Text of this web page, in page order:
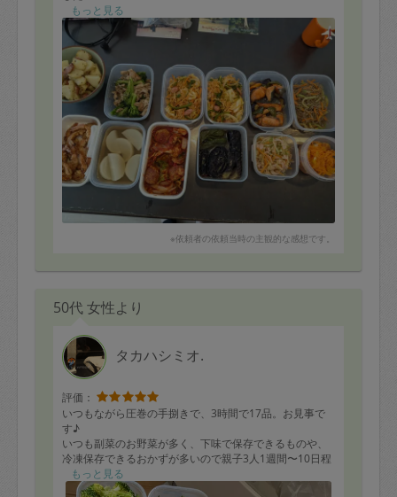
もっと見る
※依頼者の依頼当時の主観的な感想です。
50代 女性より
タカハシミオ.
評価：
いつもながら圧巻の手捌きで、3時間で17品。お見事で
す♪
いつも副菜のお野菜が多く、下味で保存できるものや、
冷凍保存できるおかずが多いので親子3人1週間〜10日程
かけて楽しんでいます♪
いつもありがとうございます！
もっと見る